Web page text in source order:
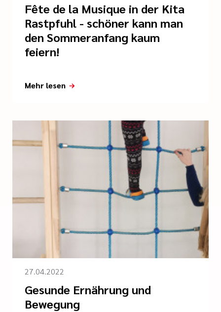
Fête de la Musique in der Kita
Rastpfuhl - schöner kann man
den Sommeranfang kaum
feiern!
Mehr lesen
27.04.2022
Gesunde Ernährung und
Bewegung